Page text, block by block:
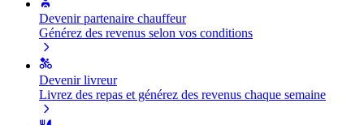
Devenir partenaire chauffeur
Générez des revenus selon vos conditions
Devenir livreur
Livrez des repas et générez des revenus chaque semaine